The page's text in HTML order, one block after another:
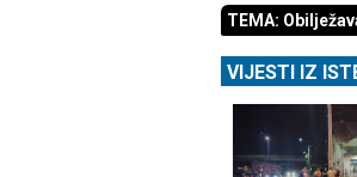
TEMA:
VIJESTI IZ